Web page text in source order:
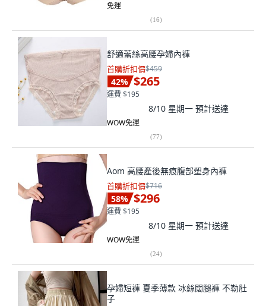
免運
(16)
舒適蕾絲高腰孕婦內褲
首購折扣價$459
42% $265
運費 $195
8/10 星期一 預計送達
WOW免運
(77)
Aom 高腰產後無痕腹部塑身內褲
首購折扣價$716
58% $296
運費 $195
8/10 星期一 預計送達
WOW免運
(24)
孕婦短褲 夏季薄款 冰絲闊腿褲 不勒肚
子